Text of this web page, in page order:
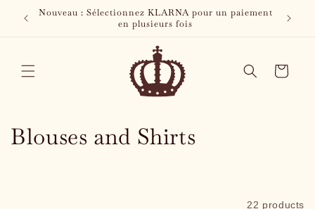
Skip to
content
Les
2026
Nouveau : Sélectionnez KLARNA pour un paiement
en plusieurs fois
Cart
C
Blouses and Shirts
22 products